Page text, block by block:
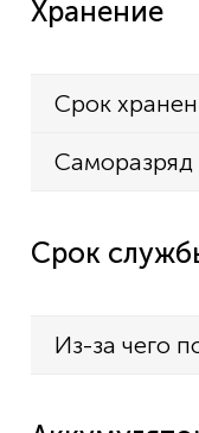
Хранение
Срок
Саморазряд
Срок
Из-за чего